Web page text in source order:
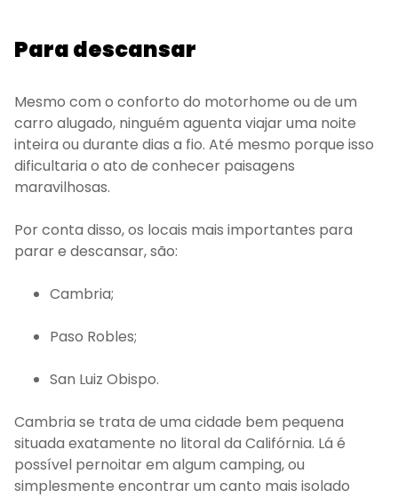
Para descansar
Mesmo com o conforto do motorhome ou de um
carro alugado, ninguém aguenta viajar uma noite
inteira ou durante dias a fio. Até mesmo porque isso
dificultaria o ato de conhecer paisagens
maravilhosas.
Por conta disso, os locais mais importantes para
parar e descansar, são:
Cambria;
Paso Robles;
San Luiz Obispo.
Cambria se trata de uma cidade bem pequena
situada exatamente no litoral da Califórnia. Lá é
possível pernoitar em algum camping, ou
simplesmente encontrar um canto mais isolado